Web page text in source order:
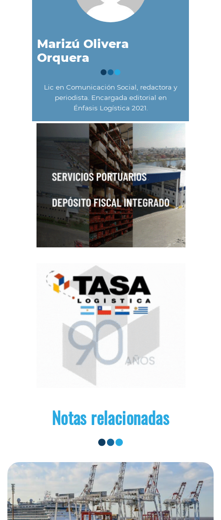
Marizú Olivera
Orquera
Lic en Comunicación Social, redactora y
periodista. Encargada editorial en
Énfasis Logística 2021.
Notas relacionadas